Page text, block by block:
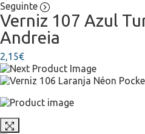
Seguinte
Verniz 107 Azul
Andreia
2,15€